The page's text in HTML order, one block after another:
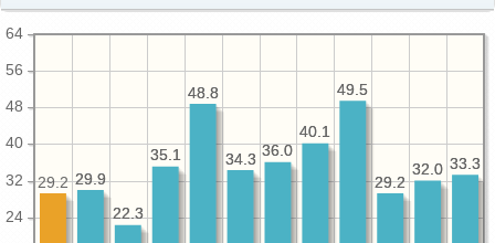
24
32
40
48
56
64
33.3
32.0
29.2
49.5
40.1
36.0
34.3
48.8
35.1
22.3
29.9
33.3
32.0
29.2
49.5
40.1
36.0
34.3
48.8
35.1
22.3
29.9
29.2